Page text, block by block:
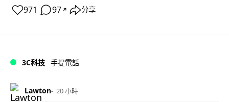
971 97 ↗ 分享
3C科技 手提電話
Lawton 20 小時